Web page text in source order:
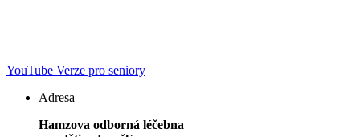
YouTube Verze pro seniory
Adresa
Hamzova odborná léčebna